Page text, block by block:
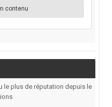
contenu
le plus de réputation depuis le